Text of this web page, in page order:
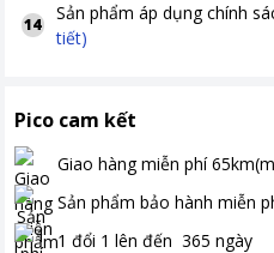
14
Sản phẩm áp dụng chính
tiết)
Pico cam kết
Giao hàng miễn phí
Sản phẩm bảo hành miễn
1 đổi 1 lên đến 365 ngày